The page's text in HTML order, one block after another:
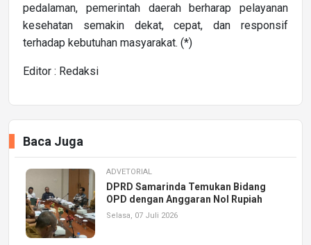
pedalaman, pemerintah daerah berharap pelayanan
kesehatan semakin dekat, cepat, dan responsif
terhadap kebutuhan masyarakat. (*)
Editor : Redaksi
Baca Juga
ADVETORIAL
DPRD Samarinda Temukan Bidang
OPD dengan Anggaran Nol Rupiah
Selasa, 07 Juli 2026